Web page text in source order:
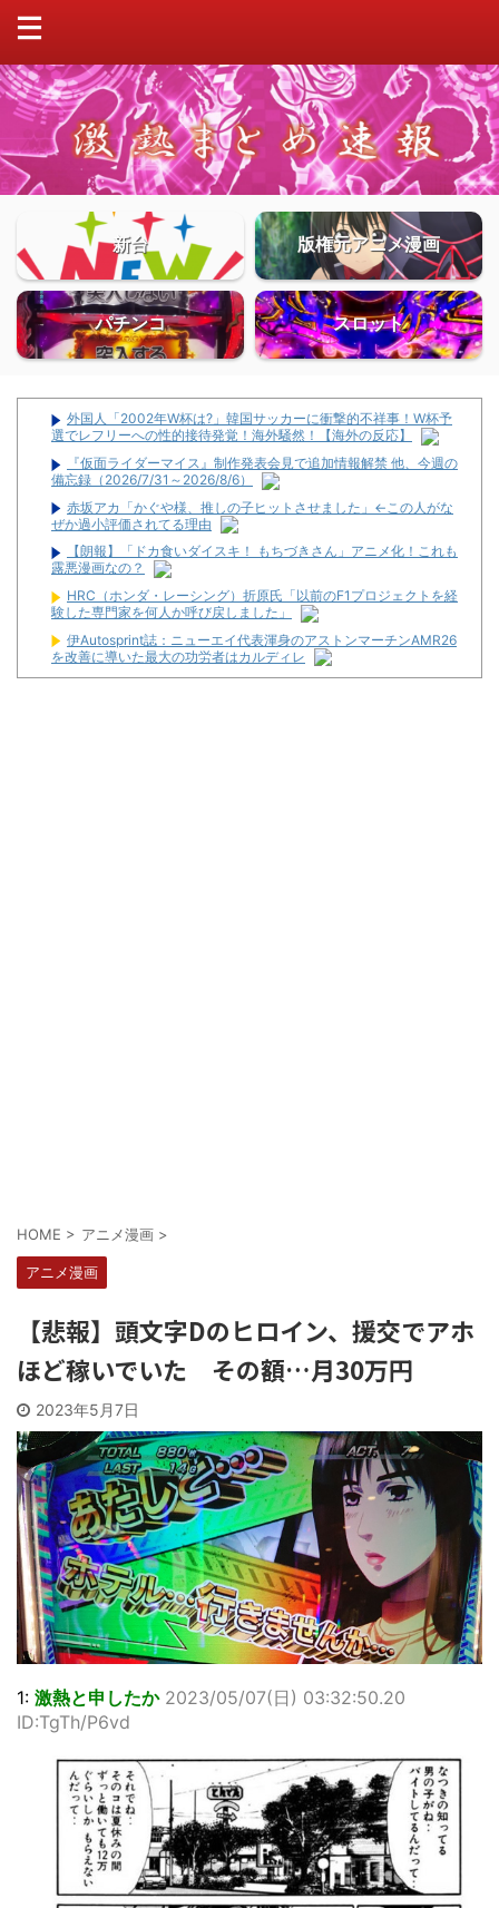
新台 版権元アニメ漫画
パチンコ スロット
外国人「2002年W杯は?」韓国サッカーに衝撃的不祥事！W杯予
選でレフリーへの性的接待発覚！海外騒然！【海外の反応】
『仮面ライダーマイス』制作発表会見で追加情報解禁 他、今週の
備忘録（2026/7/31～2026/8/6）
赤坂アカ「かぐや様、推しの子ヒットさせました」←この人がな
ぜか過小評価されてる理由
【朗報】「ドカ食いダイスキ！ もちづきさん」アニメ化！これも
露悪漫画なの？
HRC（ホンダ・レーシング）折原氏「以前のF1プロジェクトを経
験した専門家を何人か呼び戻しました」
伊Autosprint誌：ニューエイ代表渾身のアストンマーチンAMR26
を改善に導いた最大の功労者はカルディレ
【ラブライブ！虹ヶ咲学園スクールアイドル同好会】フリュー
HOME > アニメ漫画 >
アニメ漫画
【悲報】頭文字Dのヒロイン、援交でアホ
ほど稼いでいた その額…月30万円
2023年5月7日
1: 激熱と申したか 2023/05/07(日) 03:32:50.20
ID:TgTh/P6vd